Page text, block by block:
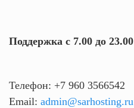
Поддержка с 7.00 до 23.00
Телефон: +7 960 3566542
Email: admin@sarhosting.ru